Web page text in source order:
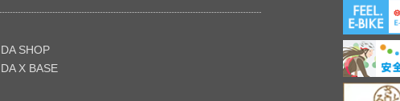
SHOP
X BASE